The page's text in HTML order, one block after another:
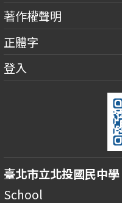
著作權聲明
正體字
登入
臺北市立北投國民中學
School